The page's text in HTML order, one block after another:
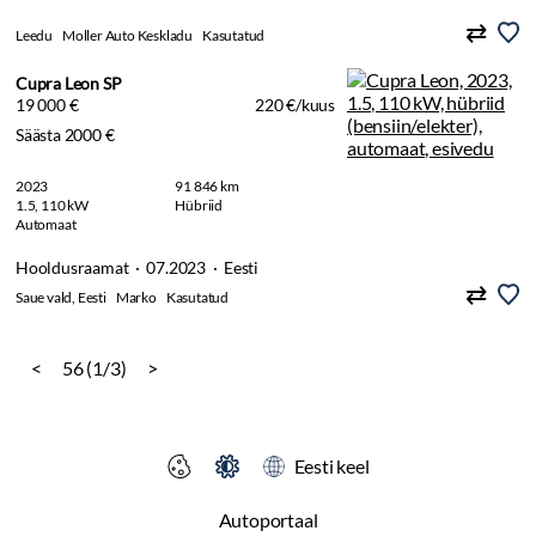
Leedu Moller Auto Keskladu Kasutatud
Cupra Leon SP
19 000 €
220 €/kuus
Säästa 2000 €
2023
91 846 km
1.5, 110 kW
Hübriid
Automaat
Hooldusraamat · 07.2023 · Eesti
Saue vald, Eesti Marko Kasutatud
< 56 (1/3) >
Autoportaal
Eesti keel